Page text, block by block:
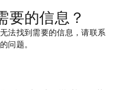
要的信息？
法找到需要的信息，请联系
问题。